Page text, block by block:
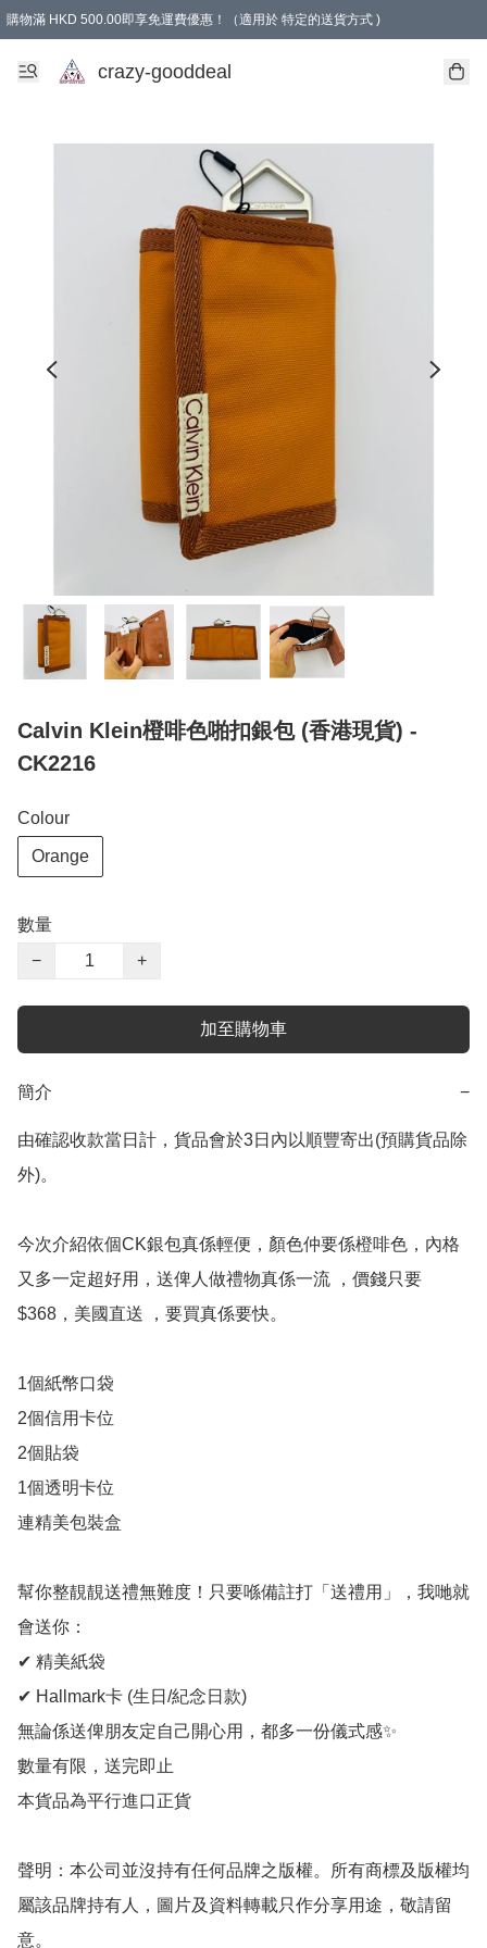
購物滿 HKD 500.00即享免運費優惠！（適用於 特定的送貨方式 )
成為會員可享免費禮品
crazy-gooddeal
Calvin Klein橙啡色啪扣銀包 (香港現貨) -
CK2216
Colour
Orange
數量
−
+
加至購物車
簡介 −
由確認收款當日計，貨品會於3日內以順豐寄出(預購貨品除
外)。
今次介紹依個CK銀包真係輕便，顏色仲要係橙啡色，內格
又多一定超好用，送俾人做禮物真係一流 ，價錢只要
$368，美國直送 ，要買真係要快。
1個紙幣口袋
2個信用卡位
2個貼袋
1個透明卡位
連精美包裝盒
幫你整靚靚送禮無難度！只要喺備註打「送禮用」，我哋就
會送你：
✔ 精美紙袋
✔ Hallmark卡 (生日/紀念日款)
無論係送俾朋友定自己開心用，都多一份儀式感✨
數量有限，送完即止
本貨品為平行進口正貨
聲明：本公司並沒持有任何品牌之版權。所有商標及版權均
屬該品牌持有人，圖片及資料轉載只作分享用途，敬請留
意。